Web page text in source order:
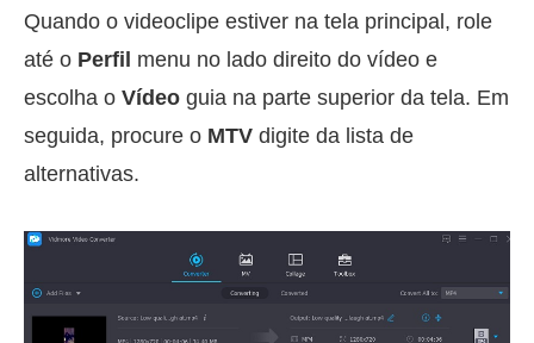
Quando o videoclipe estiver na tela principal, role
até o Perfil menu no lado direito do vídeo e
escolha o Vídeo guia na parte superior da tela. Em
seguida, procure o MTV digite da lista de
alternativas.